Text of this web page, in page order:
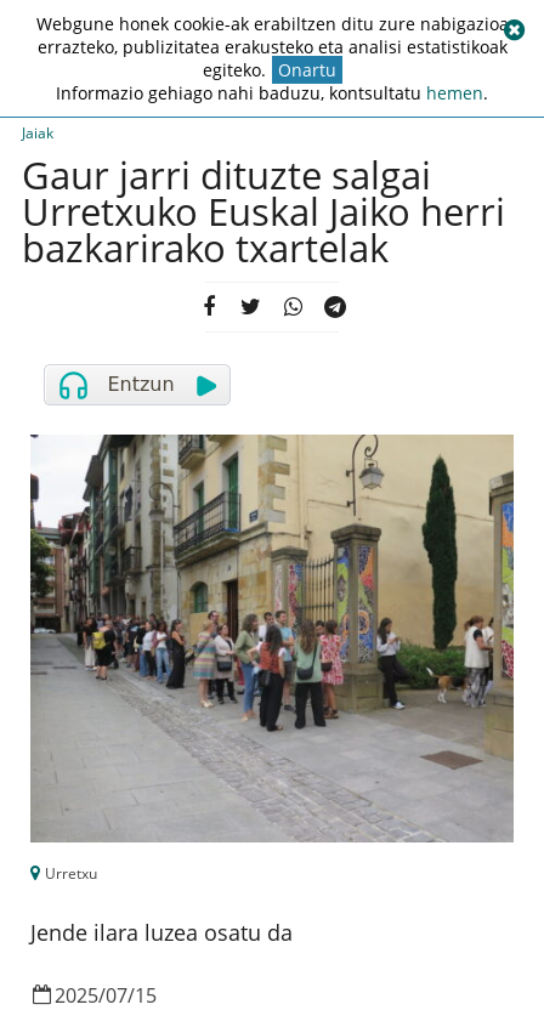
Jaiak
Gaur jarri dituzte salgai
Urretxuko Euskal Jaiko herri
bazkarirako txartelak
Urretxu
Jende ilara luzea osatu da
2025/07/15
Webgune honek cookie-ak erabiltzen ditu zure nabigazioa
errazteko, publizitatea erakusteko eta analisi estatistikoak
egiteko. Onartu
Informazio gehiago nahi baduzu, kontsultatu hemen.